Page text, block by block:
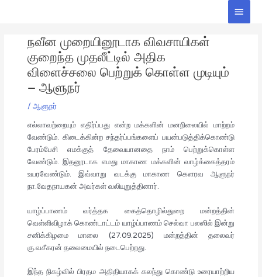
Main
நவீன முறையினூடாக விவசாயிகள்
குறைந்த முதலீட்டில் அதிக
விளைச்சலை பெற்றுக் கொள்ள முடியும்
– ஆளுநர்
/ ஆளுநர்
எல்லாவற்றையும் எதிர்ப்பது என்ற மக்களின் மனநிலையில் மாற்றம்
வேண்டும். கிடைக்கின்ற சந்தர்ப்பங்களைப் பயன்படுத்திக்கொண்டு
பேரம்பேசி எமக்குத் தேவையானதை நாம் பெற்றுக்கொள்ள
வேண்டும். இதனூடாக எமது மாகாண மக்களின் வாழ்க்கைத்தரம்
உயரவேண்டும். இவ்வாறு வடக்கு மாகாண கௌரவ ஆளுநர்
நா.வேதநாயகன் அவர்கள் வலியுறுத்தினார்.
யாழ்ப்பாணம் வர்த்தக கைத்தொழில்துறை மன்றத்தின்
வெள்ளிவிழாக் கொண்டாட்டம் யாழ்ப்பாணம் செல்வா பலஸில் இன்று
சனிக்கிழமை மாலை (27.09.2025) மன்றத்தின் தலைவர்
கு.வசீகரன் தலைமையில் நடைபெற்றது.
இந்த நிகழ்வில் பிரதம அதிதியாகக் கலந்து கொண்டு உரையாற்றிய
navigation